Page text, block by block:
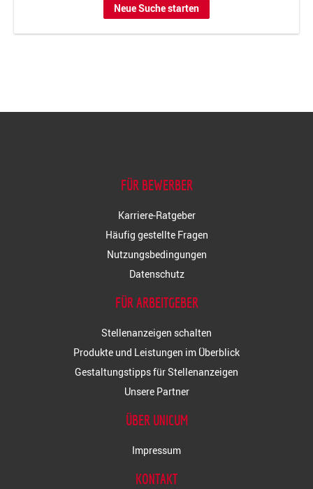
Neue Suche starten
FÜR BEWERBER
Karriere-Ratgeber
Häufig gestellte Fragen
Nutzungsbedingungen
Datenschutz
FÜR ARBEITGEBER
Stellenanzeigen schalten
Produkte und Leistungen im Überblick
Gestaltungstipps für Stellenanzeigen
Unsere Partner
ÜBER UNICUM
Impressum
KONTAKT